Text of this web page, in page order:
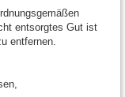
entsorgtes Gut ist
entfernen.